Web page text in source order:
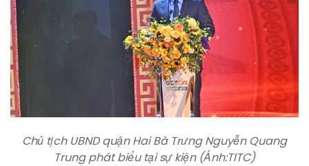
Chủ tịch UBND quận Hai Bà Trưng Nguyễn Quang
Trung phát biểu tại sự kiện (Ảnh:TITC)